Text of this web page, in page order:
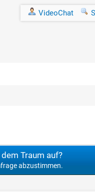
VideoChat
Traum auf?
abzustimmen.